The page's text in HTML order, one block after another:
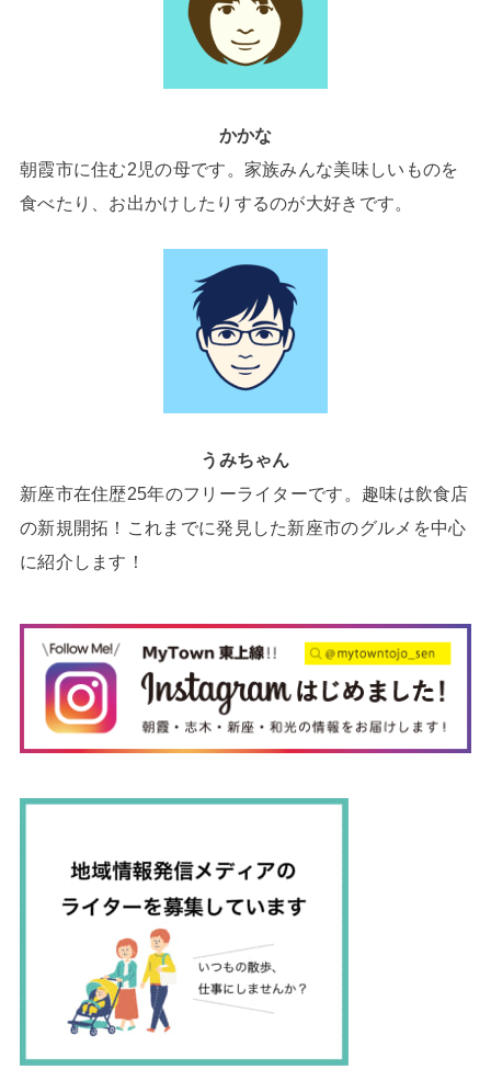
かかな
朝霞市に住む2児の母です。家族みんな美味しいものを
食べたり、お出かけしたりするのが大好きです。
うみちゃん
新座市在住歴25年のフリーライターです。趣味は飲食店
の新規開拓！これまでに発見した新座市のグルメを中心
に紹介します！